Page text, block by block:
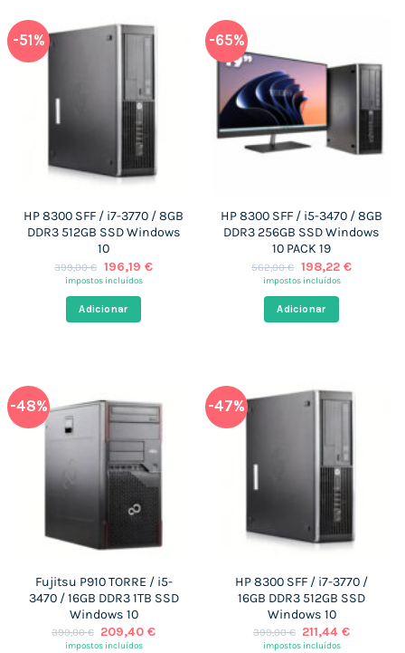
-51%
HP 8300 SFF / i7-3770 / 8GB
DDR3 512GB SSD Windows
10
399,00€ O
preço
era:
399,00 €.
196,19 €O
impostos incluídos
Adicionar
-65%
HP 8300 SFF / i5-3470 / 8GB
DDR3 256GB SSD Windows
10 PACK 19
562,00€ O
preço
era:
562,00 €.
198,22 €O
impostos incluídos
Adicionar
-48%
Fujitsu P910 TORRE / i5-
3470 / 16GB DDR3 1TB SSD
Windows 10
399,00€ O
preço
209,40€O
impostos incluídos
-47%
HP 8300 SFF / i7-3770 /
16GB DDR3 512GB SSD
Windows 10
399,00€ O
preço
211,44€O
impostos incluídos